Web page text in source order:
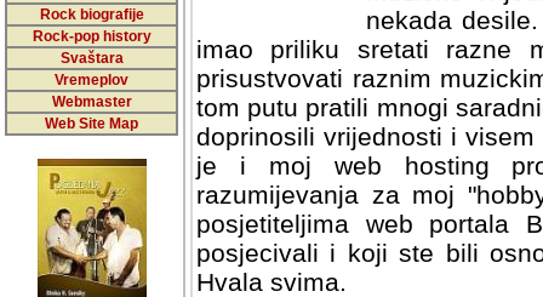
Rock biografije
Rock-pop history
Svaštara
Vremeplov
Webmaster
Web Site Map
nekada
imao priliku sretati razne
prisustvovati raznim
tom putu pratili mnogi
doprinosili vrijednosti i
je i moj web hosting
razumijevanja za moj
posjetiteljima web portala
posjecivali i koji ste bili
Hvala svima.